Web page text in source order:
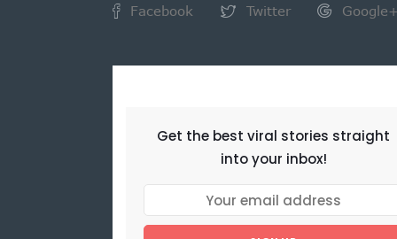
Facebook Twitter Google+
Get the best viral stories straight
into your inbox!